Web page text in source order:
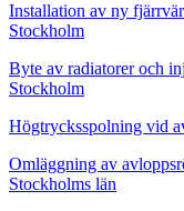
Installation av ny
Stockholm
Byte av radiatorer och
Stockholm
Högtrycksspolning vid
Omläggning av
Stockholms län